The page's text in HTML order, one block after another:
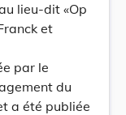
lieu-dit «Op
et
par le
du
a été publiée